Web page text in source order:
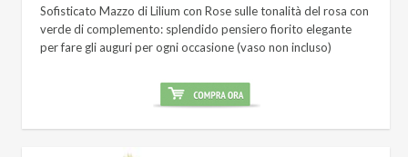
Sofisticato Mazzo di Lilium con Rose sulle tonalità del rosa con
verde di complemento: splendido pensiero fiorito elegante
per fare gli auguri per ogni occasione (vaso non incluso)